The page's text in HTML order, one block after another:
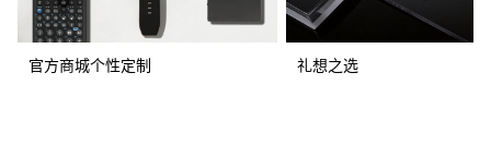
官方商城个性定制 礼想之选